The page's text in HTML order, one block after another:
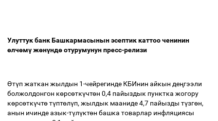
Улуттук банк Башкармасынын эсептик каттоо ченинин
өлчөмүжөнүндөотурумунун пресс-релизи
Өтүп жаткан жылдын 1-чейрегинде КБИнин айкын деңгээли
болжолдонгон көрсөткүчтөн 0,4 пайыздык пунктка жогору
көрсөткүчтөтүптөлүп, жылдык мааниде 4,7 пайызды түзгөн,
анын ичинде азык-түлүктөн башка товарлар инфляциясы